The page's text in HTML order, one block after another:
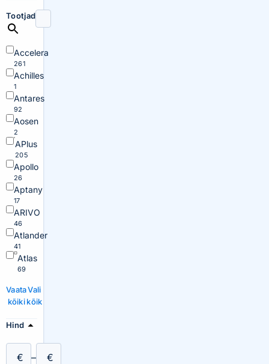
Tootjad
Accelera
261
Achilles
1
Antares
92
Aosen
2
APlus
205
Apollo
26
Aptany
17
ARIVO
46
Atlander
41
Atlas
69
Vaata
kõiki
Vali
kõik
Hind
€ – €